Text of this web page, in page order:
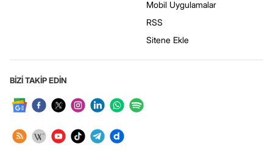
Mobil Uygulamalar
RSS
Sitene Ekle
BİZİ TAKİP EDİN